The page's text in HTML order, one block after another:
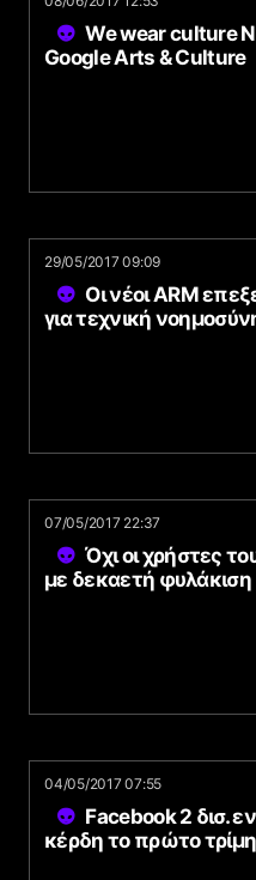
We wear culture
Google Arts & Culture
29/05/2017 09:09
Οι νέοι ARM
για τεχνική
07/05/2017 22:37
Όχι οι χρήστες
με δεκαετή φυλάκιση
04/05/2017 07:55
Facebook 2 δισ.
κέρδη το πρώτο